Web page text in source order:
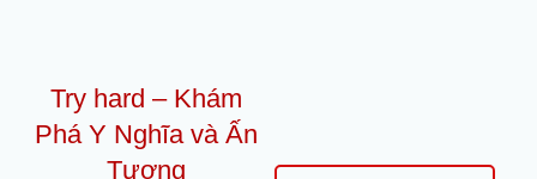
Try hard – Khám
Phá Y Nghĩa và Ấn
Tượng